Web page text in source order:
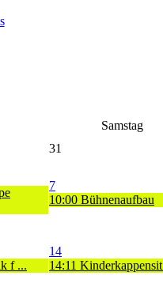
Samstag
31
7
10:00 Bühnenaufbau
f ...
14
14:11